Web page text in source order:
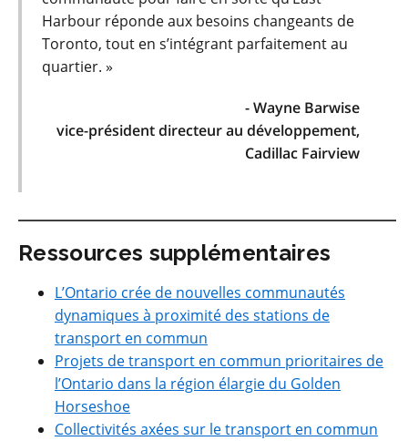
Harbour réponde aux besoins changeants de
Toronto, tout en s’intégrant parfaitement au
quartier. »
- Wayne Barwise
vice-président directeur au développement,
Cadillac Fairview
Ressources supplémentaires
L’Ontario crée de nouvelles communautés
dynamiques à proximité des stations de
transport en commun
Projets de transport en commun prioritaires de
l’Ontario dans la région élargie du Golden
Horseshoe
Collectivités axées sur le transport en commun